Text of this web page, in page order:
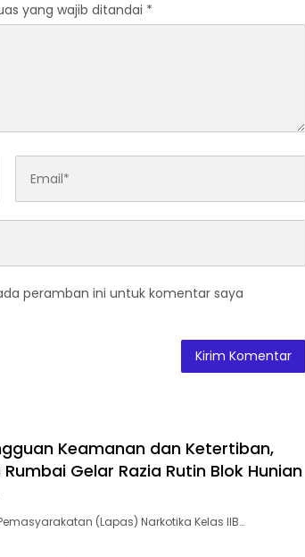
yang wajib ditandai *
peramban ini untuk komentar saya
Keamanan dan Ketertiban,
Gelar Razia Rutin Blok Hunian
(Lapas) Narkotika Kelas IIB…